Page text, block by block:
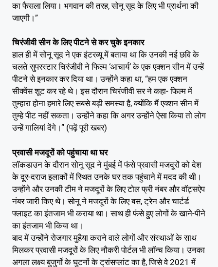
का फैसला लिया। भगवान की तरह, सोनू सूद के लिए भी प्रार्थना की
जाएगी।”
चिरंजीवी सीन के लिए पीटने से कर चुके इनकार
हाल ही में सोनू सूद ने एक इंटरव्यू में बताया था कि उनकी नई छवि के
चलते सुपरस्टार चिरंजीवी ने फिल्म ‘आचार्य’ के एक एक्शन सीन में उन्हें
पीटने से इनकार कर दिया था। उन्होंने कहा था, “हम एक एक्शन
सीक्वेंस शूट कर रहे थे। इस दौरान चिरंजीवी सर ने कहा- फिल्म में
तुम्हारा होना हमारे लिए सबसे बड़ी समस्या है, क्योंकि मैं एक्शन सीन में
तुम्हे पीट नहीं सकता। उन्होंने कहा कि अगर उन्होंने ऐसा किया तो लोग
उन्हें गालियां देंगे।” (पढ़ें पूरी खबर)
प्रवासी मजदूरों को पहुंचाया था घर
लॉकडाउन के दौरान सोनू सूद ने मुंबई में फंसे प्रवासी मजदूरों को देश
के दूर-दराज इलाकों में स्थित उनके घर तक पहुंचाने में मदद की थी।
उन्होंने और उनकी टीम ने मजदूरों के लिए टोल फ्री नंबर और वॉट्सऐप
नंबर जारी किए थे। सोनू ने मजदूरों के लिए बस, ट्रेन और चार्टर्ड
फ्लाइट का इंतजाम भी कराया था। साथ ही फंसे हुए लोगों के खाने-पीने
का इंतजाम भी किया था।
बाद में उन्होंने रोजगार मुहैया कराने वाले लोगों और संस्थाओं के साथ
मिलकर प्रवासी मजदूरों के लिए नौकरी पोर्टल भी लॉन्च किया। उनका
अगला लक्ष्य बुजुर्गों के घुटनों के ट्रांसप्लांट का है, जिसे वे 2021 में